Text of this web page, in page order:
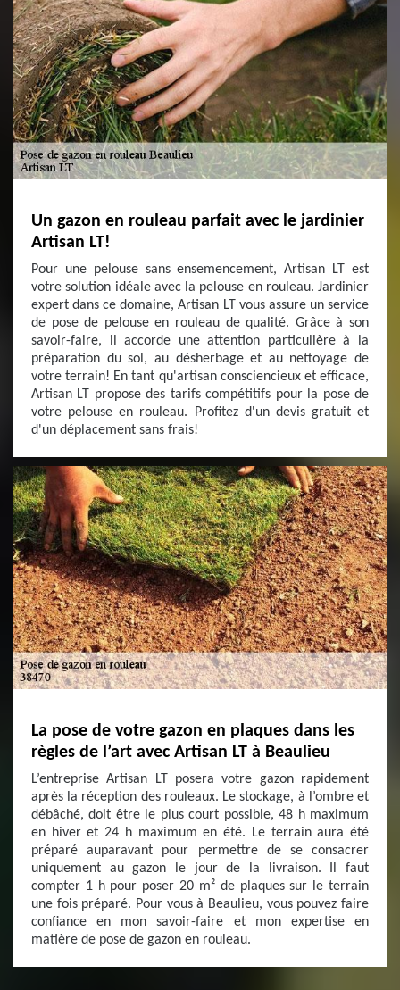
Un gazon en rouleau parfait avec le jardinier
Artisan LT!
Pour une pelouse sans ensemencement, Artisan LT est
votre solution idéale avec la pelouse en rouleau. Jardinier
expert dans ce domaine, Artisan LT vous assure un service
de pose de pelouse en rouleau de qualité. Grâce à son
savoir-faire, il accorde une attention particulière à la
préparation du sol, au désherbage et au nettoyage de
votre terrain! En tant qu'artisan consciencieux et efficace,
Artisan LT propose des tarifs compétitifs pour la pose de
votre pelouse en rouleau. Profitez d'un devis gratuit et
d'un déplacement sans frais!
La pose de votre gazon en plaques dans les
règles de l’art avec Artisan LT à Beaulieu
L’entreprise Artisan LT posera votre gazon rapidement
après la réception des rouleaux. Le stockage, à l’ombre et
débâché, doit être le plus court possible, 48 h maximum
en hiver et 24 h maximum en été. Le terrain aura été
préparé auparavant pour permettre de se consacrer
uniquement au gazon le jour de la livraison. Il faut
compter 1 h pour poser 20 m² de plaques sur le terrain
une fois préparé. Pour vous à Beaulieu, vous pouvez faire
confiance en mon savoir-faire et mon expertise en
matière de pose de gazon en rouleau.